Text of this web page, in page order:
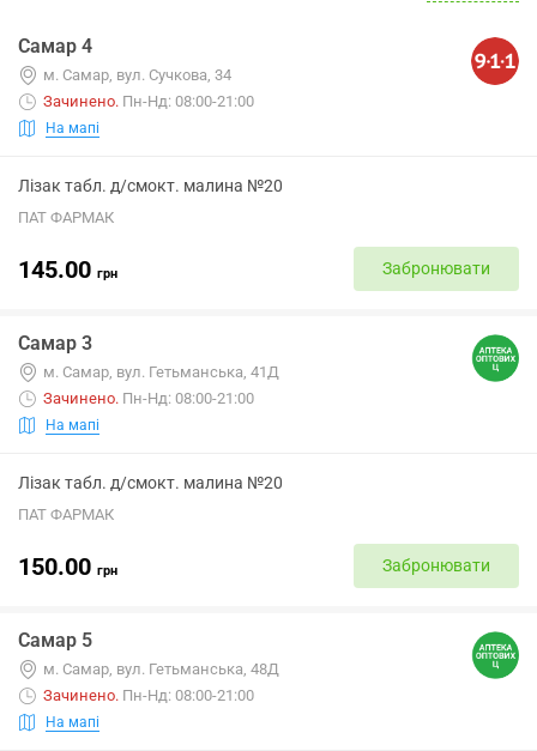
Самар 4
м. Самар, вул. Сучкова, 34
Зачинено. Пн-Нд: 08:00-21:00
На мапі
Лізак табл. д/смокт. малина №20
ПАТ ФАРМАК
145.00 грн Забронювати
Самар 3
м. Самар, вул. Гетьманська, 41Д
Зачинено. Пн-Нд: 08:00-21:00
На мапі
Лізак табл. д/смокт. малина №20
ПАТ ФАРМАК
150.00 грн Забронювати
Самар 5
м. Самар, вул. Гетьманська, 48Д
Зачинено. Пн-Нд: 08:00-21:00
На мапі